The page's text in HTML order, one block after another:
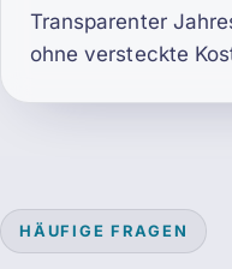
Transparenter
ohne versteckte
HÄUFIGE FRAGEN